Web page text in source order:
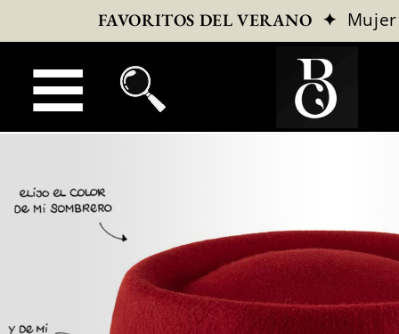
FAVORITOS DEL VERANO ✦ Mujer